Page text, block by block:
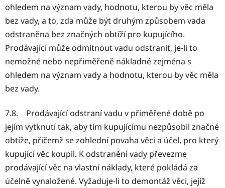
ohledem na význam vady, hodnotu, kterou by věc měla
bez vady, a to, zda může být druhým způsobem vada
odstraněna bez značných obtíží pro kupujícího.
Prodávající může odmítnout vadu odstranit, je-li to
nemožné nebo nepřiměřeně nákladné zejména s
ohledem na význam vady a hodnotu, kterou by věc měla
bez vady.
7.8. Prodávající odstraní vadu v přiměřené době po
jejím vytknutí tak, aby tím kupujícímu nezpůsobil značné
obtíže, přičemž se zohlední povaha věci a účel, pro který
kupující věc koupil. K odstranění vady převezme
prodávající věc na vlastní náklady, které pokládá za
účelně vynaložené. Vyžaduje-li to demontáž věci, jejíž